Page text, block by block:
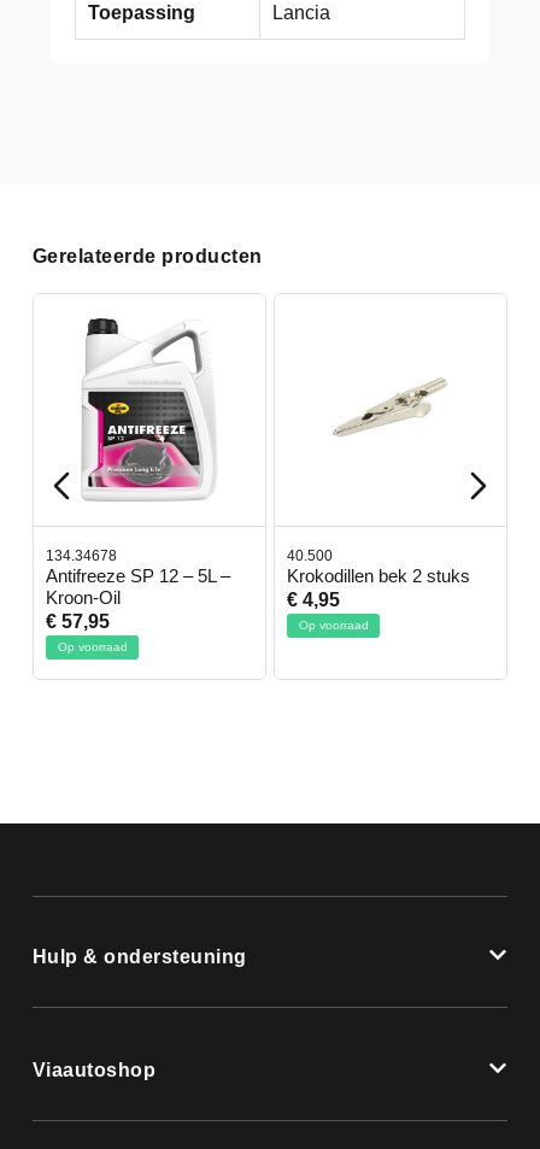
Toepassing Lancia
Gerelateerde producten
134.34678
Antifreeze SP 12 – 5L –
Kroon-Oil
€ 57,95
Op voorraad
40.500
Krokodillen bek 2 stuks
€ 4,95
Op voorraad
Hulp & ondersteuning
Viaautoshop